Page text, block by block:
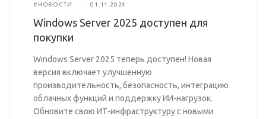
#НОВОСТИ 01.11.2024
Windows Server 2025 доступен для
покупки
Windows Server 2025 теперь доступен! Новая
версия включает улучшенную
производительность, безопасность, интеграцию
облачных функций и поддержку ИИ-нагрузок.
Обновите свою ИТ-инфраструктуру с новыми